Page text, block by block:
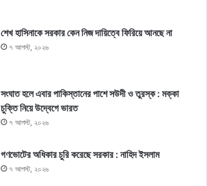
শেখ হাসিনাকে সরকার কেন নিজ দায়িত্বে ফিরিয়ে আনছে না
৭ আগস্ট, ২০২৬
সংঘাত হলে এবার পাকিস্তানের পাশে সউদী ও তুরস্ক : মক্কা
চুক্তি নিয়ে উদ্বেগে ভারত
৭ আগস্ট, ২০২৬
গণভোটের অধিকার চুরি করেছে সরকার : নাহিদ ইসলাম
৭ আগস্ট, ২০২৬